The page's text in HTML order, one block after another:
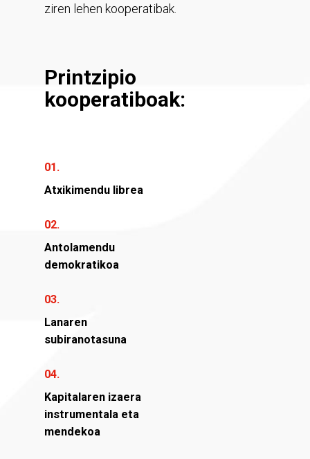
ziren lehen kooperatibak.
Printzipio
kooperatiboak:
01.
Atxikimendu librea
02.
Antolamendu
demokratikoa
03.
Lanaren
subiranotasuna
04.
Kapitalaren izaera
instrumentala eta
mendekoa